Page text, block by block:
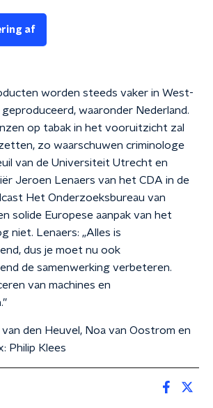
af
worden steeds vaker in West-
geproduceerd, waaronder Nederland.
op tabak in het vooruitzicht zal
zo waarschuwen criminologe
van de Universiteit Utrecht en
Jeroen Lenaers van het CDA in de
Het Onderzoeksbureau van
solide Europese aanpak van het
niet. Lenaers: „Alles is
dus je moet nu ook
de samenwerking verbeteren.
van machines en
van den Heuvel, Noa van Oostrom en
Philip Klees